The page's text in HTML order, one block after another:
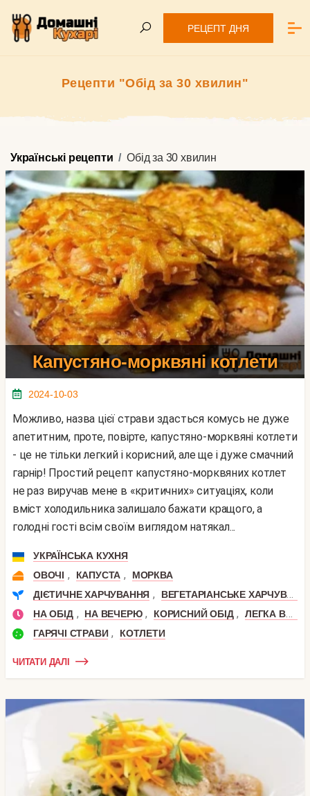
РЕЦЕПТ ДНЯ
Рецепти "Обід за 30 хвилин"
Українські рецепти Обід за 30 хвилин
Капустяно-морквяні котлети
2024-10-03
Можливо, назва цієї страви здасться комусь не дуже
апетитним, проте, повірте, капустяно-морквяні котлети
- це не тільки легкий і корисний, але ще і дуже смачний
гарнір! Простий рецепт капустяно-морквяних котлет
не раз виручав мене в «критичних» ситуаціях, коли
вміст холодильника залишало бажати кращого, а
голодні гості всім своїм виглядом натякал...
УКРАЇНСЬКА КУХНЯ
ОВОЧІ , КАПУСТА ,
МОРКВА
ДІЄТИЧНЕ ХАРЧУВАННЯ ,
ВЕГЕТАРІАНСЬКЕ ХАРЧУВАННЯ
НА ОБІД , НА ВЕЧЕРЮ , КОРИСНИЙ ОБІД ,
ЛЕГКА ВЕЧЕРЯ
ГАРЯЧІ СТРАВИ , КОТЛЕТИ
ЧИТАТИ ДАЛІ